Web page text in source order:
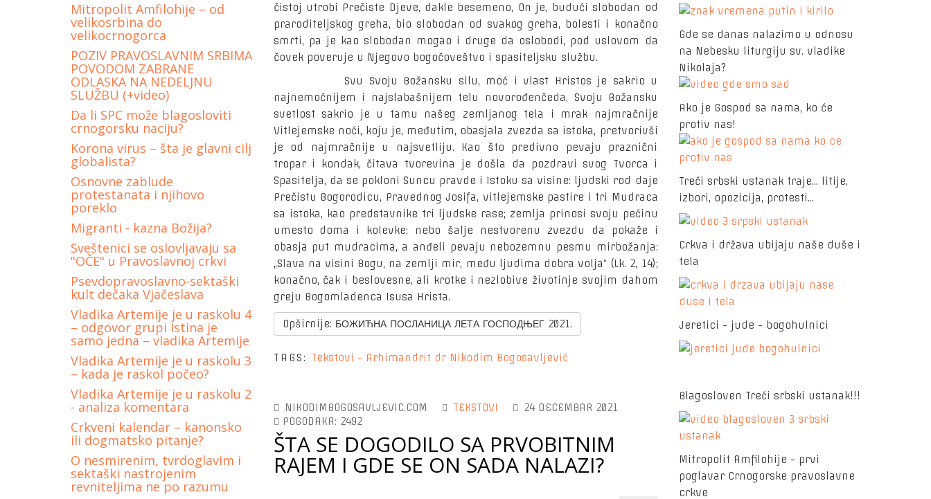
Mitropolit Amfilohije – od
velikosrbina do
velikocrnogorca
POZIV PRAVOSLAVNIM SRBIMA
POVODOM ZABRANE
ODLASKA NA NEDELJNU
SLUŽBU (+video)
Da li SPC može blagosloviti
crnogorsku naciju?
Korona virus – šta je glavni cilj
globalista?
Osnovne zablude
protestanata i njihovo
poreklo
Migranti - kazna Božija?
Sveštenici se oslovljavaju sa
"OČE" u Pravoslavnoj crkvi
Psevdopravoslavno-sektaški
kult dečaka Vjačeslava
Vladika Artemije je u raskolu 4
– odgovor grupi Istina je
samo jedna – vladika Artemije
Vladika Artemije je u raskolu 3
– kada je raskol počeo?
Vladika Аrtemije je u raskolu 2
- analiza komentara
Crkveni kalendar – kanonsko
ili dogmatsko pitanje?
O nesmirenim, tvrdoglavim i
sektaški nastrojenim
revniteljima ne po razumu
čistoj utrobi Prečiste Djeve, dakle besemeno, On je, budući slobodan od
praroditeljskog greha, bio slobodan od svakog greha, bolesti i konačno
smrti, pa je kao slobodan mogao i druge da oslobodi, pod uslovom da
čovek poveruje u Njegovo bogočoveštvo i spasiteljsku službu.
Svu Svoju Božansku silu, moć i vlast Hristos je sakrio u
najnemoćnijem i najslabašnijem telu novorođenčeda, Svoju Božansku
svetlost sakrio je u tamu našeg zemljanog tela i mrak najmračnije
Vitlejemske noći, koju je, međutim, obasjala zvezda sa istoka, pretvorivši
je od najmračnije u najsvetliju. Kao što predivno pevaju praznični
tropar i kondak, čitava tvorevina je došla da pozdravi svog Tvorca i
Spasitelja, da se pokloni Suncu pravde i Istoku sa visine: ljudski rod daje
Prečistu Bogorodicu, Pravednog Josifa, vitlejemske pastire i tri Mudraca
sa istoka, kao predstavnike tri ljudske rase; zemlja prinosi svoju pećinu
umesto doma i kolevke; nebo šalje nestvorenu zvezdu da pokaže i
obasja put mudracima, a anđeli pevaju nebozemnu pesmu mirbožanja:
„Slava na visini Bogu, na zemlji mir, među ljudima dobra volja“ (Lk. 2, 14);
konačno, čak i beslovesne, ali krotke i nezlobive životinje svojim dahom
greju Bogomladenca Isusa Hrista.
Opširnije: БОЖИЋНА ПОСЛАНИЦА ЛЕТА ГОСПОДЊЕГ 2021.
TAGS: Tekstovi - Arhimandrit dr Nikodim Bogosavljević
NIKODIMBOGOSAVLJEVIC.COM TEKSTOVI
24 DECEMBAR 2021
POGODAKA: 2492
ŠTA SE DOGODILO SA PRVOBITNIM
RAJEM I GDE SE ON SADA NALAZI?
Gde se danas nalazimo u odnosu
na Nebesku liturgiju sv. vladike
Nikolaja?
Ako je Gospod sa nama, ko će
protiv nas!
Treći srbski ustanak traje... litije,
izbori, opozicija, protesti...
Crkva i država ubijaju naše duše i
tela
Jeretici - jude - bogohulnici
Blagosloven Treći srbski ustanak!!!
Mitropolit Amfilohije - prvi
poglavar Crnogorske pravoslavne
crkve